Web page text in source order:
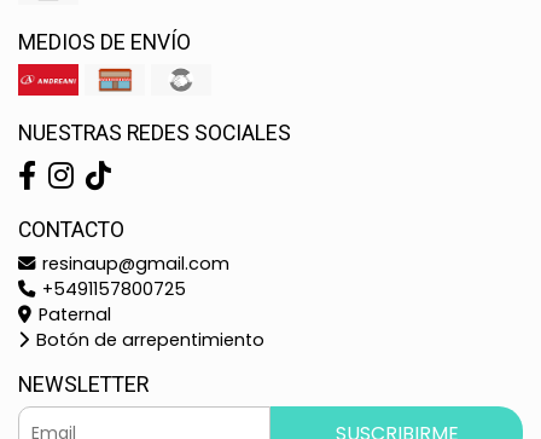
MEDIOS DE ENVÍO
NUESTRAS REDES SOCIALES
CONTACTO
resinaup@gmail.com
+5491157800725
Paternal
Botón de arrepentimiento
NEWSLETTER
SUSCRIBIRME